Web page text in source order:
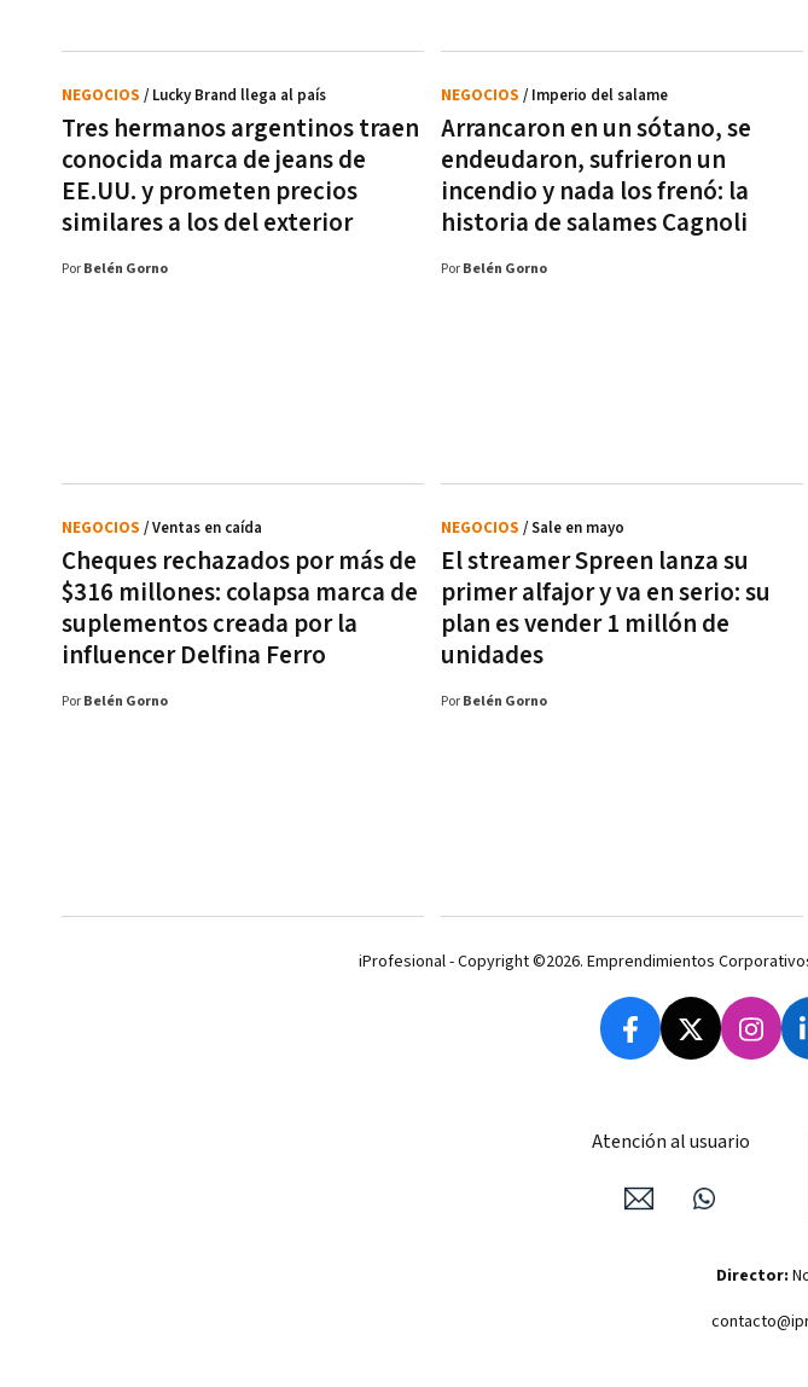
Tres hermanos argentinos traen
conocida marca de jeans de
EE.UU. y prometen precios
similares a los del exterior
NEGOCIOS / Lucky Brand llega al país
Por Belén Gorno
Arrancaron en un sótano, se
endeudaron, sufrieron un
incendio y nada los frenó: la
historia de salames Cagnoli
NEGOCIOS / Imperio del salame
Por Belén Gorno
Cheques rechazados por más de
$316 millones: colapsa marca de
suplementos creada por la
influencer Delfina Ferro
NEGOCIOS / Ventas en caída
Por Belén Gorno
El streamer Spreen lanza su
primer alfajor y va en serio: su
plan es vender 1 millón de
unidades
NEGOCIOS / Sale en mayo
Por Belén Gorno
iProfesional - Copyright ©2026. Emprendimientos
Atención al usuario
Director: